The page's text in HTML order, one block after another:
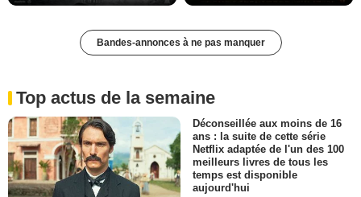
Bandes-annonces à ne pas manquer
Top actus de la semaine
Déconseillée aux moins de 16
ans : la suite de cette série
Netflix adaptée de l'un des 100
meilleurs livres de tous les
temps est disponible
aujourd'hui